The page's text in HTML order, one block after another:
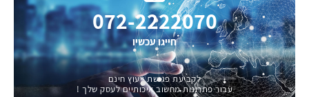
072-2222070
חייגו עכשיו
לקביעת פגישת ייעוץ חינם
עבור פתרונות מחשוב איכותיים לעסק שלך !